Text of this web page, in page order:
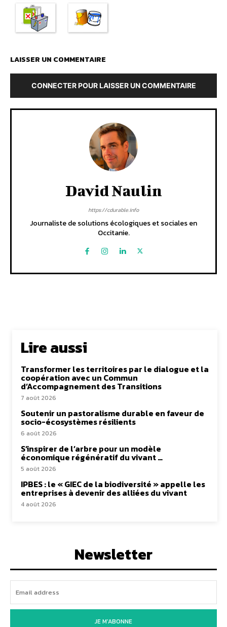
LAISSER UN COMMENTAIRE
CONNECTER POUR LAISSER UN COMMENTAIRE
David Naulin
https://cdurable.info
Journaliste de solutions écologiques et sociales en
Occitanie.
Lire aussi
Transformer les territoires par le dialogue et la
coopération avec un Commun
d’Accompagnement des Transitions
7 août 2026
Soutenir un pastoralisme durable en faveur de
socio-écosystèmes résilients
6 août 2026
S’inspirer de l’arbre pour un modèle
économique régénératif du vivant …
5 août 2026
IPBES : le « GIEC de la biodiversité » appelle les
entreprises à devenir des alliées du vivant
4 août 2026
Newsletter
JE M'ABONNE